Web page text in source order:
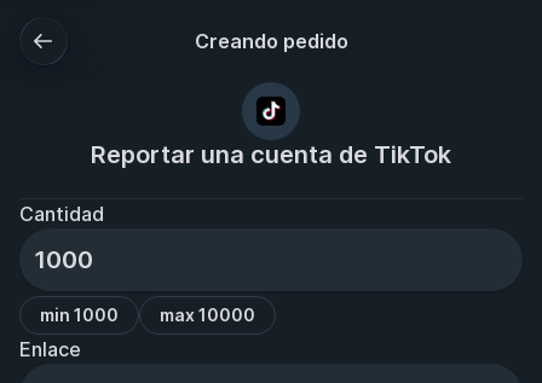
Creando pedido
Reportar una cuenta de TikTok
Cantidad
min 1000 max 10000
Enlace